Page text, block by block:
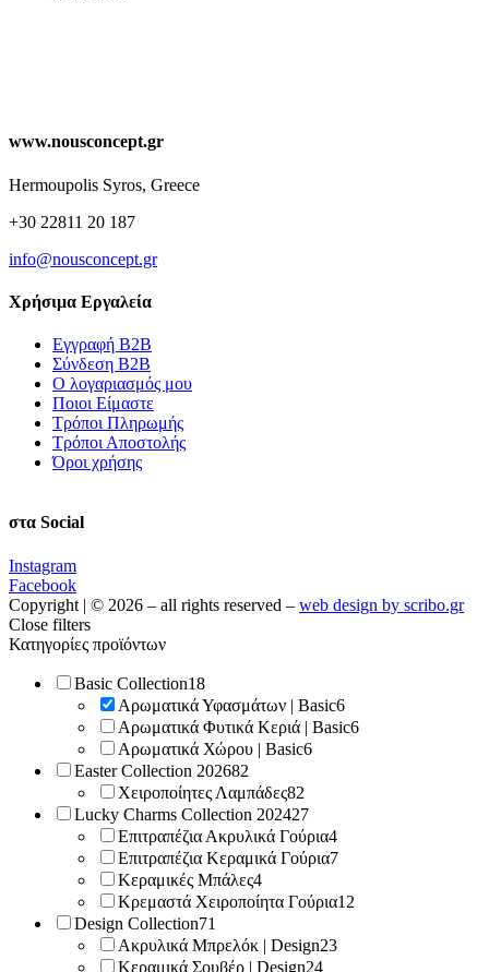
www.nousconcept.gr
Hermoupolis Syros, Greece
+30 22811 20 187
info@nousconcept.gr
Χρήσιμα Εργαλεία
Εγγραφή Β2Β
Σύνδεση Β2Β
Ο λογαριασμός μου
Ποιοι Είμαστε
Τρόποι Πληρωμής
Τρόποι Αποστολής
Όροι χρήσης
στα Social
Instagram
Facebook
Copyright | © 2026 – all rights reserved – web design by scribo.gr
Close filters
Κατηγορίες προϊόντων
Basic Collection18
Αρωματικά Υφασμάτων | Basic6
Αρωματικά Φυτικά Κεριά | Basic6
Αρωματικά Χώρου | Basic6
Easter Collection 202682
Χειροποίητες Λαμπάδες82
Lucky Charms Collection 202427
Επιτραπέζια Ακρυλικά Γούρια4
Επιτραπέζια Κεραμικά Γούρια7
Κεραμικές Μπάλες4
Κρεμαστά Χειροποίητα Γούρια12
Design Collection71
Ακρυλικά Μπρελόκ | Design23
Κεραμικά Σουβέρ | Design24